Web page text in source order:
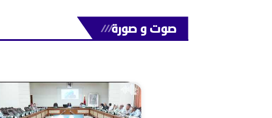
صوت و صورة///